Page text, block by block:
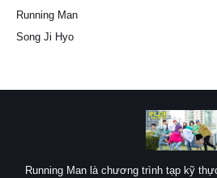
Running Man
Song Ji Hyo
Running Man là chương trình tạp kỹ